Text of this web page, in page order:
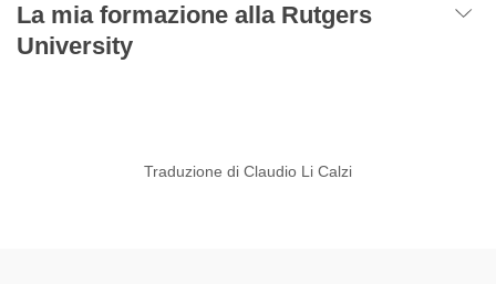
La mia formazione alla Rutgers
University
Traduzione di Claudio Li Calzi